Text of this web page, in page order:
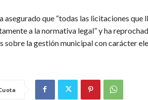
asegurado que “todas las licitaciones
a la normativa legal” y ha
sobre la gestión municipal con carácter